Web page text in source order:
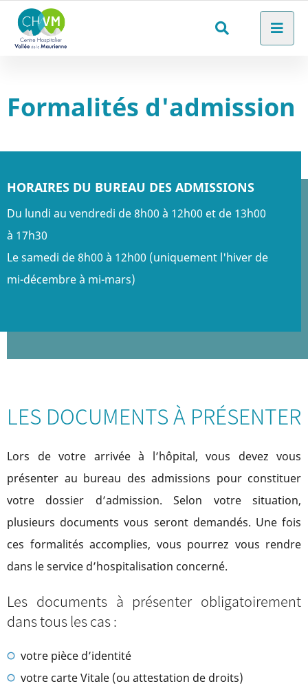
Aller à la recherche
Rechercher
site
Formalités d'admission
HORAIRES DU BUREAU DES ADMISSIONS
Du lundi au vendredi de 8h00 à 12h00 et de 13h00
à 17h30
Le samedi de 8h00 à 12h00 (uniquement l'hiver de
mi-décembre à mi-mars)
LES DOCUMENTS À PRÉSENTER
Lors de votre arrivée à l’hôpital, vous devez vous
présenter au bureau des admissions pour constituer
votre dossier d’admission. Selon votre situation,
plusieurs documents vous seront demandés. Une fois
ces formalités accomplies, vous pourrez vous rendre
dans le service d’hospitalisation concerné.
Les documents à présenter obligatoirement
dans tous les cas :
votre pièce d’identité
votre carte Vitale (ou attestation de droits)